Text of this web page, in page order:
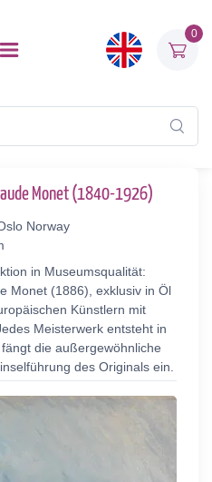
0
Monet (1840-1926)
Norway
in Museumsqualität:
Monet (1886), exklusiv in Öl
Künstlern mit
Meisterwerk entsteht in
die außergewöhnliche
des Originals ein.